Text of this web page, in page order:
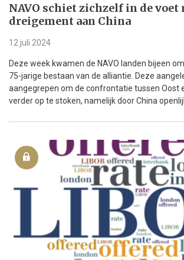
NAVO schiet zichzelf in de voet
dreigement aan China
12 juli 2024
Deze week kwamen de NAVO landen bijeen
75-jarige bestaan van de alliantie. Deze
aangegrepen om de confrontatie tussen Oost
verder op te stoken, namelijk door China openlijk